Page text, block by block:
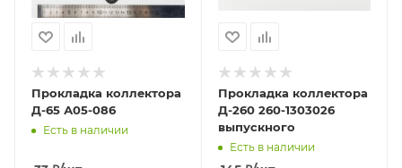
Прокладка коллектора
Д-65 А05-086
Есть в наличии
Прокладка коллектора
Д-260 260-1303026
выпускного
Есть в наличии